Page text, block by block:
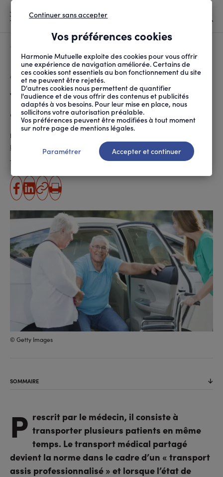
D'ARIANE
ACCUEIL SANTÉ ET SOINS ACCÈS AUX SOINS TRANSPORT MÉDICAL PA...
Transport médical partagé :
comment ça marche ?
Publié le
Damienne Gallion
Temps de lecture estimé 4 minute(s)
partager
sur
facebook
partager
sur
linkedin
Copier
l'URL
Imprimer
© Getty Images
SOMMAIRE
P rescrit par le médecin, il consiste à
transporter plusieurs patients en même
temps. Le transport médical partagé
devient la norme dans le cadre d’un « transport
assis professionnalisé » et lorsque l’état de
Vos préférences cookies
Harmonie Mutuelle exploite des cookies pour vous offrir
une expérience de navigation améliorée. Certains de
ces cookies sont essentiels au bon fonctionnement du site
et ne peuvent être rejetés.
D'autres cookies nous permettent de quantifier
l'audience et de vous offrir des contenus et publicités
adaptés à vos besoins. Pour leur mise en place, nous
sollicitons votre autorisation préalable.
Vos préférences peuvent être modifiées à tout moment
sur notre page de mentions légales.
Continuer sans accepter
Paramétrer Accepter et continuer